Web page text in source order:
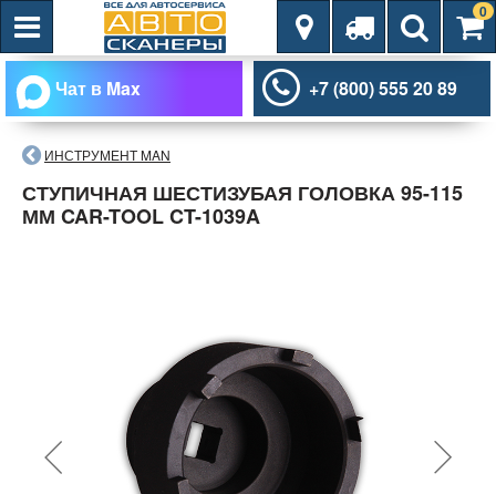
0
Чат в Max +7 (800) 555 20 89
ИНСТРУМЕНТ MAN
СТУПИЧНАЯ ШЕСТИЗУБАЯ ГОЛОВКА 95-115
ММ CAR-TOOL CT-1039A